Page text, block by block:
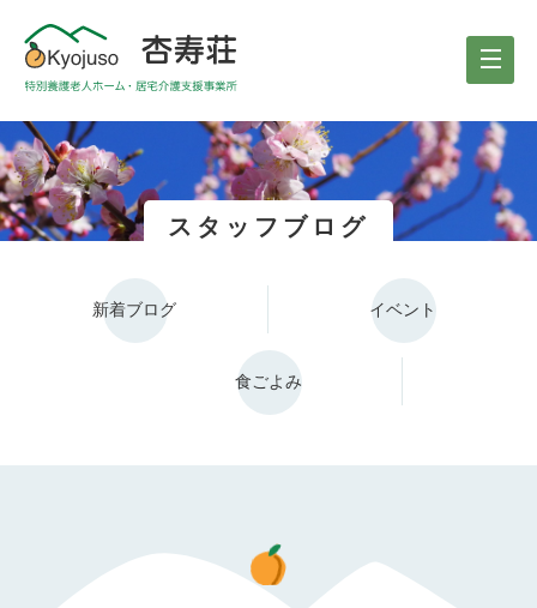
スタッフブログ
新着ブログ イベント
食ごよみ